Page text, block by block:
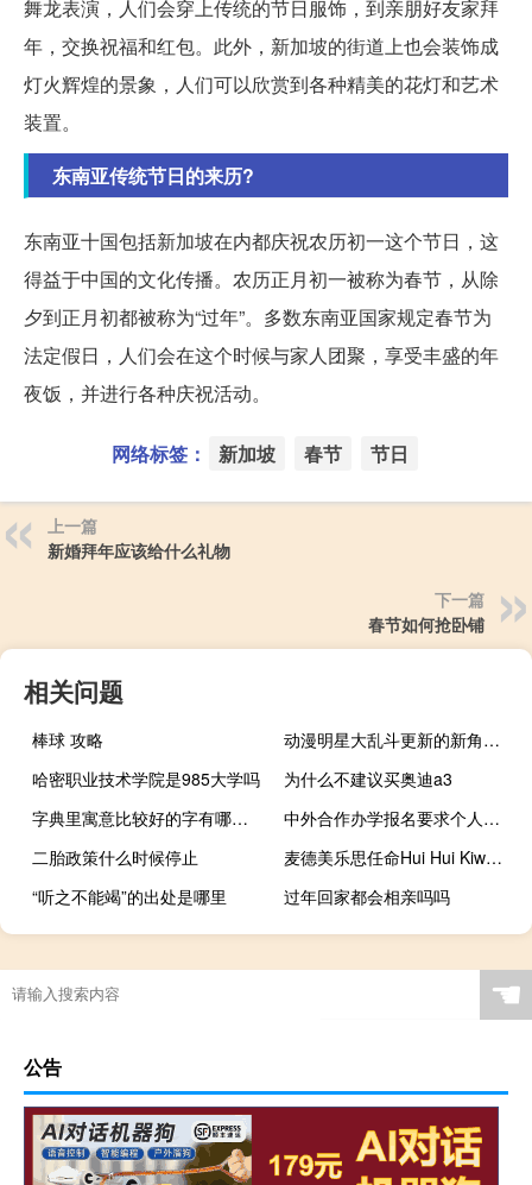
舞龙表演，人们会穿上传统的节日服饰，到亲朋好友家拜
年，交换祝福和红包。此外，新加坡的街道上也会装饰成
灯火辉煌的景象，人们可以欣赏到各种精美的花灯和艺术
装置。
东南亚传统节日的来历?
东南亚十国包括新加坡在内都庆祝农历初一这个节日，这
得益于中国的文化传播。农历正月初一被称为春节，从除
夕到正月初都被称为“过年”。多数东南亚国家规定春节为
法定假日，人们会在这个时候与家人团聚，享受丰盛的年
夜饭，并进行各种庆祝活动。
网络标签： 新加坡 春节 节日
上一篇
新婚拜年应该给什么礼物
下一篇
春节如何抢卧铺
相关问题
棒球 攻略
动漫明星大乱斗更新的新角色（动漫明星大乱斗4 3）
哈密职业技术学院是985大学吗
为什么不建议买奥迪a3
字典里寓意比较好的字有哪些（寓意比较好的字有哪些）
中外合作办学报名要求个人英语基础能力吗
二胎政策什么时候停止
麦德美乐思任命Hui Hui Kiw为亚洲区副总裁
“听之不能竭”的出处是哪里
过年回家都会相亲吗吗
☚
公告